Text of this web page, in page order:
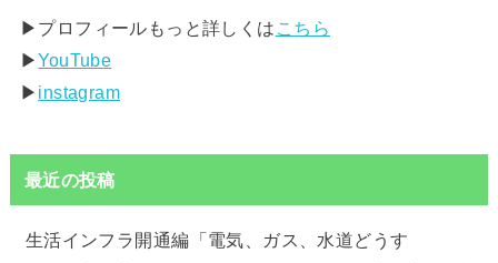
▶︎プロフィールもっと詳しくは こちら
▶︎YouTube
▶︎ instagram
最近の投稿
生活インフラ開通編「電気、ガス、水道どうす